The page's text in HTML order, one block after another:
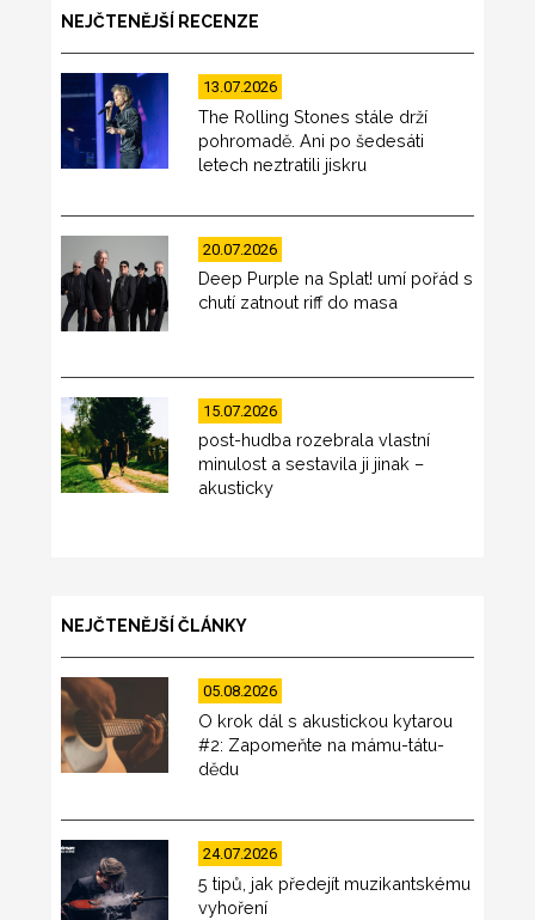
NEJČTENĚJŠÍ RECENZE
13.07.2026
The Rolling Stones stále drží
pohromadě. Ani po šedesáti
letech neztratili jiskru
20.07.2026
Deep Purple na Splat! umí pořád s
chutí zatnout riff do masa
15.07.2026
post-hudba rozebrala vlastní
minulost a sestavila ji jinak –
akusticky
NEJČTENĚJŠÍ ČLÁNKY
05.08.2026
O krok dál s akustickou kytarou
#2: Zapomeňte na mámu-tátu-
dědu
24.07.2026
5 tipů, jak předejít muzikantskému
vyhoření